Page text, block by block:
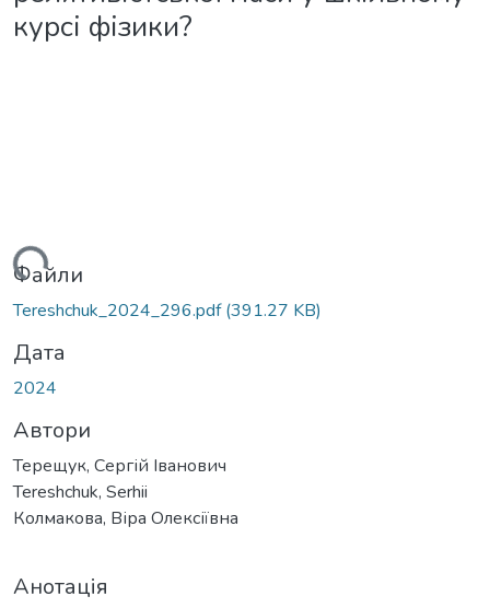
курсі фізики?
Файли
Tereshchuk_2024_296.pdf(391.27 KB)
Дата
2024
Автори
Терещук, Сергій Іванович
Tereshchuk, Serhii
Колмакова, Віра Олексіївна
Анотація